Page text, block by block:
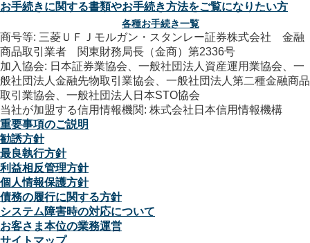
お手続きに関する書類やお手続き方法をご覧になりたい方
各種お手続き一覧
商号等: 三菱ＵＦＪモルガン・スタンレー証券株式会社 金融
商品取引業者 関東財務局長（金商）第2336号
加入協会: 日本証券業協会、一般社団法人資産運用業協会、一
般社団法人金融先物取引業協会、一般社団法人第二種金融商品
取引業協会、一般社団法人日本STO協会
当社が加盟する信用情報機関: 株式会社日本信用情報機構
重要事項のご説明
勧誘方針
最良執行方針
利益相反管理方針
個人情報保護方針
債務の履行に関する方針
システム障害時の対応について
お客さま本位の業務運営